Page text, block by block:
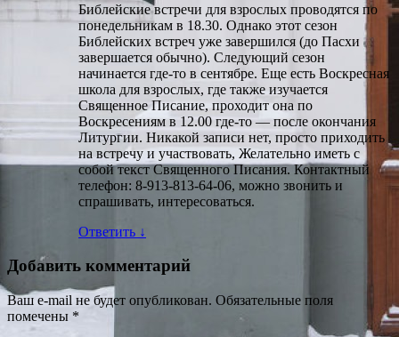
Библейские встречи для взрослых проводятся по
понедельникам в 18.30. Однако этот сезон
Библейских встреч уже завершился (до Пасхи
завершается обычно). Следующий сезон
начинается где-то в сентябре. Еще есть Воскресная
школа для взрослых, где также изучается
Священное Писание, проходит она по
Воскресениям в 12.00 где-то — после окончания
Литургии. Никакой записи нет, просто приходить
на встречу и участвовать, Желательно иметь с
собой текст Священного Писания. Контактный
телефон: 8-913-813-64-06, можно звонить и
спрашивать, интересоваться.
Ответить ↓
Добавить комментарий
Ваш e-mail не будет опубликован. Обязательные поля
помечены *